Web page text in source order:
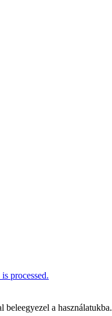
processed.
a használatukba.